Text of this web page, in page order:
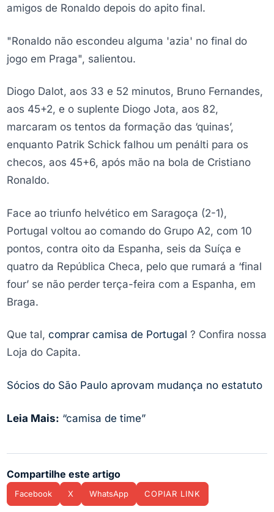
amigos de Ronaldo depois do apito final.
"Ronaldo não escondeu alguma 'azia' no final do
jogo em Praga", salientou.
Diogo Dalot, aos 33 e 52 minutos, Bruno Fernandes,
aos 45+2, e o suplente Diogo Jota, aos 82,
marcaram os tentos da formação das ‘quinas’,
enquanto Patrik Schick falhou um penálti para os
checos, aos 45+6, após mão na bola de Cristiano
Ronaldo.
Face ao triunfo helvético em Saragoça (2-1),
Portugal voltou ao comando do Grupo A2, com 10
pontos, contra oito da Espanha, seis da Suíça e
quatro da República Checa, pelo que rumará a ‘final
four’ se não perder terça-feira com a Espanha, em
Braga.
Que tal, comprar camisa de Portugal ? Confira nossa
Loja do Capita.
Sócios do São Paulo aprovam mudança no estatuto
Leia Mais: “camisa de time”
Compartilhe este artigo
Facebook X WhatsApp COPIAR LINK